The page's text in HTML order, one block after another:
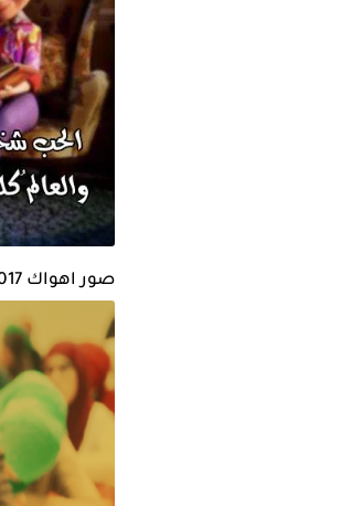
صور اهواك 2017 اجمل صور بوستات متنوعة للفيس بوك